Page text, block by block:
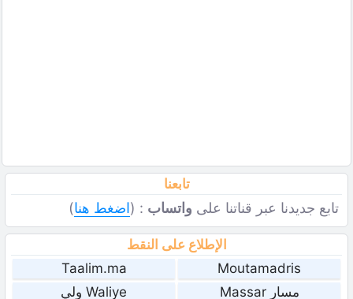
تابعنا
تابع جديدنا عبر قناتنا على واتساب : (اضغط هنا)
الإطلاع على النقط
Moutamadris
Taalim.ma
مسار Massar
Waliye ولي